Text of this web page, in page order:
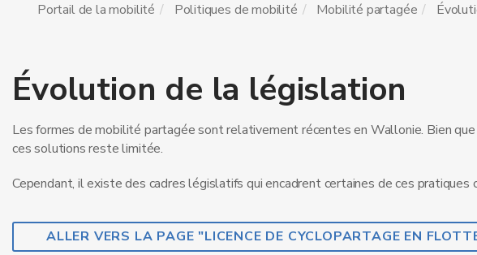
Portail de la mobilité
Politiques de mobilité Mobilité partagée
Évolution de la législation
Les formes de mobilité partagée sont relativement récentes en Wallonie. Bien
ces solutions reste limitée.
Cependant, il existe des cadres législatifs qui encadrent certaines de ces
ALLER VERS LA PAGE "LICENCE DE CYCLOPARTAGE EN